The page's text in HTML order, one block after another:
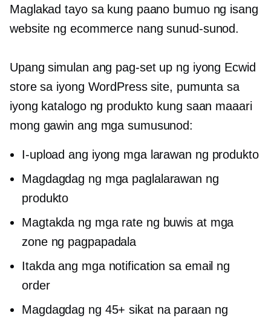
Maglakad tayo sa kung paano bumuo ng isang
website ng ecommerce nang sunud-sunod.
Upang simulan ang pag-set up ng iyong Ecwid
store sa iyong WordPress site, pumunta sa
iyong katalogo ng produkto kung saan maaari
mong gawin ang mga sumusunod:
I-upload ang iyong mga larawan ng produkto
Magdagdag ng mga paglalarawan ng
produkto
Magtakda ng mga rate ng buwis at mga
zone ng pagpapadala
Itakda ang mga notification sa email ng
order
Magdagdag ng 45+ sikat na paraan ng